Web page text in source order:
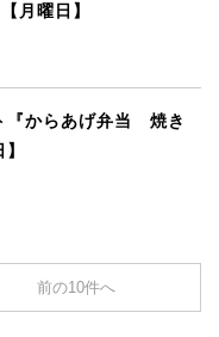
月曜日】
『からあげ弁当 焼き
前の10件へ